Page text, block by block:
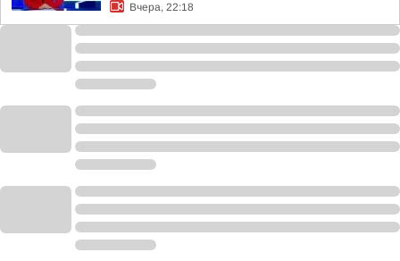
Вчера, 22:18